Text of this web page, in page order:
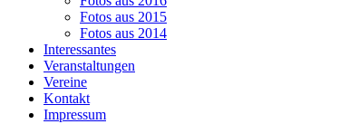
Fotos aus 2015
Fotos aus 2014
Interessantes
Veranstaltungen
Vereine
Kontakt
Impressum